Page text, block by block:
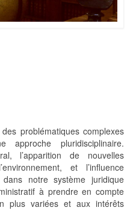
problématiques complexes
approche pluridisciplinaire.
l’apparition de nouvelles
et l’influence
notre système juridique
à prendre en compte
plus variées et aux intérêts